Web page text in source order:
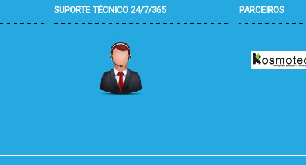
SUPORTE TÉCNICO 24/7/365 PARCEIROS